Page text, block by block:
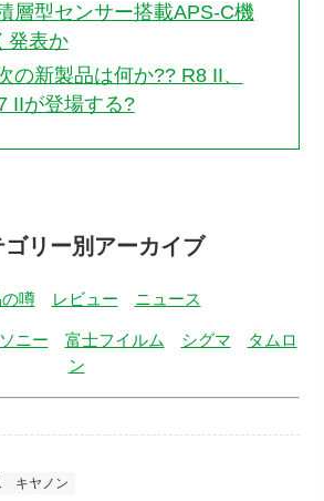
層型センサー搭載APS-C機
発表か
の新製品は何か?? R8 II、
IIが登場する?
リー別アーカイブ
噂 レビュー ニュース
ソニー 富士フイルム シグマ
タムロ
ン
キヤノン